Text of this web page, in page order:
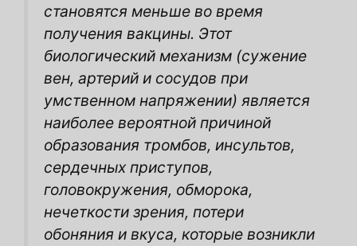
становятся меньше во время
получения вакцины. Этот
биологический механизм (сужение
вен, артерий и сосудов при
умственном напряжении) является
наиболее вероятной причиной
образования тромбов, инсультов,
сердечных приступов,
головокружения, обморока,
нечеткости зрения, потери
обоняния и вкуса, которые возникли